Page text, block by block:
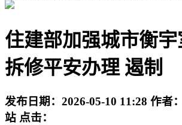
住建部加强城市衡
拆修平安办理 遏制
发布日期： 2026-05-10 11:28 作者：
站 点击：